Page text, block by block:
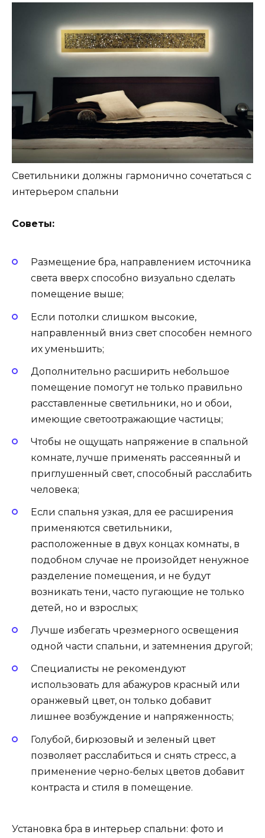
Светильники должны гармонично сочетаться с
интерьером спальни
Советы:
Размещение бра, направлением источника
света вверх способно визуально сделать
помещение выше;
Если потолки слишком высокие,
направленный вниз свет способен немного
их уменьшить;
Дополнительно расширить небольшое
помещение помогут не только правильно
расставленные светильники, но и обои,
имеющие светоотражающие частицы;
Чтобы не ощущать напряжение в спальной
комнате, лучше применять рассеянный и
приглушенный свет, способный расслабить
человека;
Если спальня узкая, для ее расширения
применяются светильники,
расположенные в двух концах комнаты, в
подобном случае не произойдет ненужное
разделение помещения, и не будут
возникать тени, часто пугающие не только
детей, но и взрослых;
Лучше избегать чрезмерного освещения
одной части спальни, и затемнения другой;
Специалисты не рекомендуют
использовать для абажуров красный или
оранжевый цвет, он только добавит
лишнее возбуждение и напряженность;
Голубой, бирюзовый и зеленый цвет
позволяет расслабиться и снять стресс, а
применение черно-белых цветов добавит
контраста и стиля в помещение.
Установка бра в интерьер спальни: фото и